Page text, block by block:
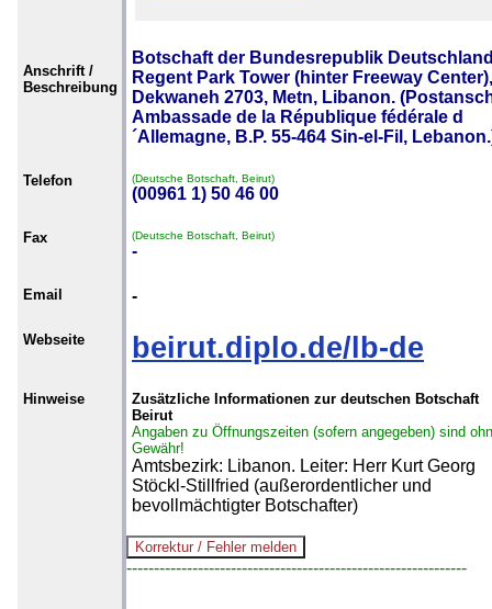
Anschrift /
Beschreibung
Botschaft der Bundesrepublik
Regent Park Tower (hinter Freeway Center),
Dekwaneh 2703, Metn, Libanon.
Ambassade de la République fédérale d
´Allemagne, B.P. 55-464 Sin-el-Fil,
Telefon (Deutsche Botschaft, Beirut)
(00961 1) 50 46 00
Fax (Deutsche Botschaft, Beirut)
-
Email -
Webseite beirut.diplo.de/lb-de
Hinweise
Zusätzliche Informationen zur deutschen Botschaft
Beirut
Angaben zu Öffnungszeiten (sofern angegeben) sind
Gewähr!
Amtsbezirk: Libanon. Leiter: Herr Kurt Georg
Stöckl-Stillfried (außerordentlicher und
bevollmächtigter Botschafter)
--------------------------------------------------------------